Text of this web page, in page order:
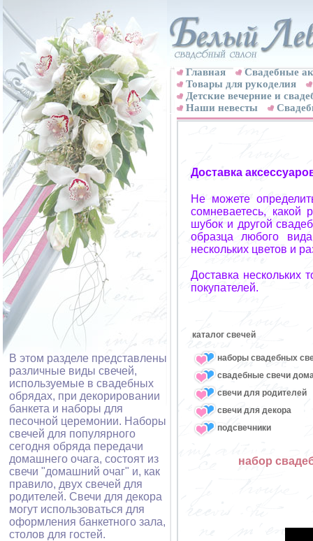
В этом разделе представлены
различные виды свечей,
используемые в свадебных
обрядах, при декорировании
банкета и наборы для
песочной церемонии. Наборы
свечей для популярного
сегодня обряда передачи
домашнего очага, состоят из
свечи "домашний очаг" и, как
правило, двух свечей для
родителей. Свечи для декора
могут использоваться для
оформления банкетного зала,
столов для гостей.
Главная
Свадебные
Товары для рукоделия
Детские вечерние и
Наши невесты
Доставка
Не можете
сомневаетесь, какой
шубок и другой
образца любого
нескольких цветов и
Доставка нескольких
покупателей.
каталог свечей
наборы свадебных
свадебные свечи
свечи для родителей
свечи для декора
подсвечники
набор